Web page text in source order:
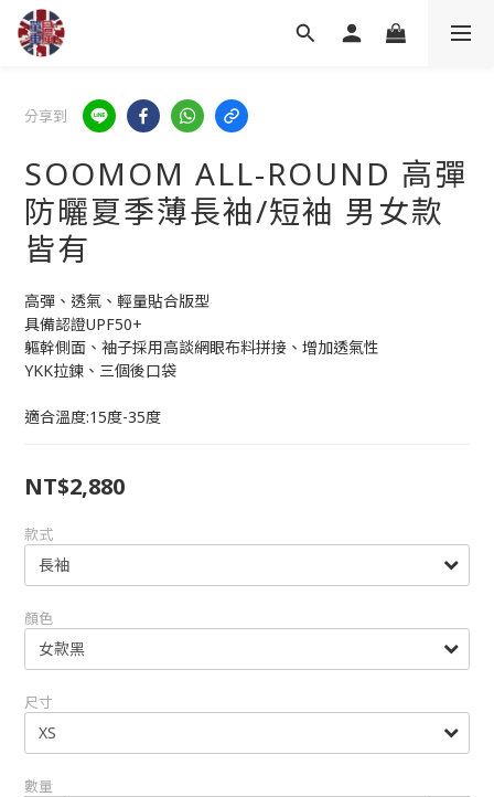
分享到
SOOMOM ALL-ROUND 高彈
防曬夏季薄長袖/短袖 男女款
皆有
高彈、透氣、輕量貼合版型
具備認證UPF50+
軀幹側面、袖子採用高談網眼布料拼接、增加透氣性
YKK拉鍊、三個後口袋
適合溫度:15度-35度
NT$2,880
款式
顏色
尺寸
數量